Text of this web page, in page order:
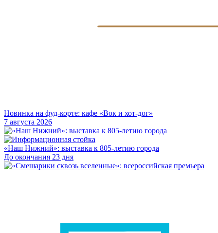
Новинка на фуд-корте: кафе «Вок и хот-дог»
7 августа 2026
«Наш Нижний»: выставка к 805-летию города
До окончания 23 дня